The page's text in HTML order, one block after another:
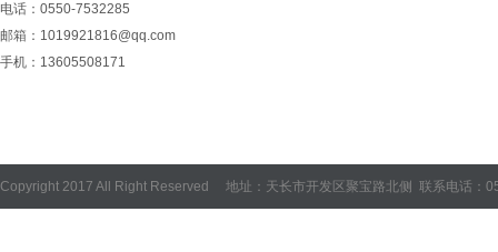
电话：0550-7532285
邮箱：1019921816@qq.com
手机：13605508171
Copyright 2017 All Right Reserved 地址：天长市开发区聚宝路北侧 联系电话